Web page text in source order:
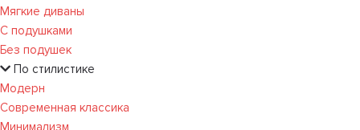
Мягкие диваны
С подушками
Без подушек
По стилистике
Модерн
Современная классика
Минимализм